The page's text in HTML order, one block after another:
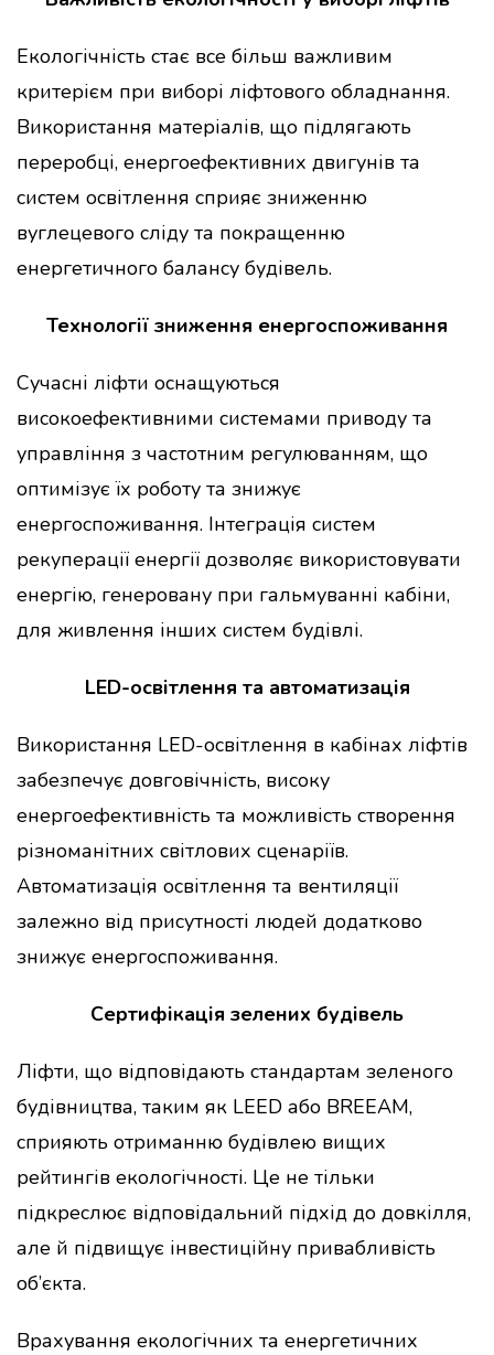
Екологічність стає все більш важливим
критерієм при виборі ліфтового обладнання.
Використання матеріалів, що підлягають
переробці, енергоефективних двигунів та
систем освітлення сприяє зниженню
вуглецевого сліду та покращенню
енергетичного балансу будівель.
Технології зниження енергоспоживання
Сучасні ліфти оснащуються
високоефективними системами приводу та
управління з частотним регулюванням, що
оптимізує їх роботу та знижує
енергоспоживання. Інтеграція систем
рекуперації енергії дозволяє використовувати
енергію, генеровану при гальмуванні кабіни,
для живлення інших систем будівлі.
LED-освітлення та автоматизація
Використання LED-освітлення в кабінах ліфтів
забезпечує довговічність, високу
енергоефективність та можливість створення
різноманітних світлових сценаріїв.
Автоматизація освітлення та вентиляції
залежно від присутності людей додатково
знижує енергоспоживання.
Сертифікація зелених будівель
Ліфти, що відповідають стандартам зеленого
будівництва, таким як LEED або BREEAM,
сприяють отриманню будівлею вищих
рейтингів екологічності. Це не тільки
підкреслює відповідальний підхід до довкілля,
але й підвищує інвестиційну привабливість
об’єкта.
Врахування екологічних та енергетичних